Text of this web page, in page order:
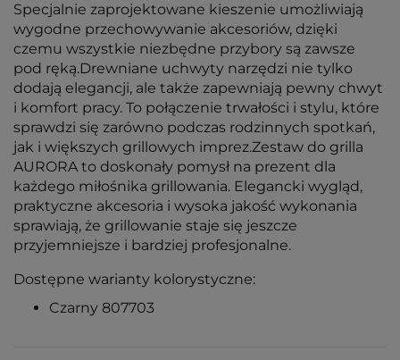
Specjalnie zaprojektowane kieszenie umożliwiają
wygodne przechowywanie akcesoriów, dzięki
czemu wszystkie niezbędne przybory są zawsze
pod ręką.Drewniane uchwyty narzędzi nie tylko
dodają elegancji, ale także zapewniają pewny chwyt
i komfort pracy. To połączenie trwałości i stylu, które
sprawdzi się zarówno podczas rodzinnych spotkań,
jak i większych grillowych imprez.Zestaw do grilla
AURORA to doskonały pomysł na prezent dla
każdego miłośnika grillowania. Elegancki wygląd,
praktyczne akcesoria i wysoka jakość wykonania
sprawiają, że grillowanie staje się jeszcze
przyjemniejsze i bardziej profesjonalne.
Dostępne warianty kolorystyczne:
Czarny 807703